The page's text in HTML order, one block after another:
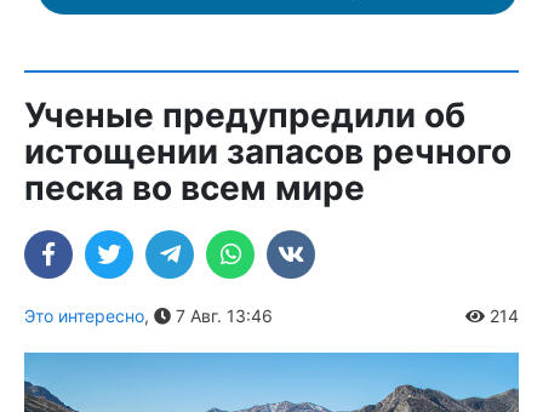
Ученые предупредили об
истощении запасов речного
песка во всем мире
Это интересно, 7 Авг. 13:46 214